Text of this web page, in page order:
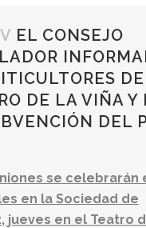
EL CONSEJO
DE LA VIÑA Y
DEL
se celebrarán
en la Sociedad de
jueves en el Teatro